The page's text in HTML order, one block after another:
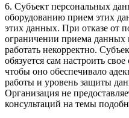
6. Субъект персональных
оборудованию прием этих
этих данных. При отказе от
ограничении приема
работать некорректно.
обязуется сам настроить
чтобы оно обеспечивало
работы и уровень защиты
Организация не
консультаций на темы